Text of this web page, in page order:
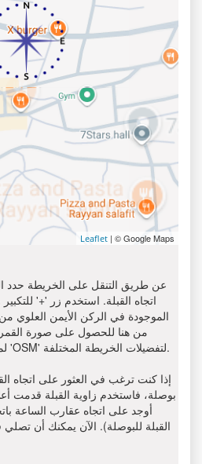
Leaflet | © Google Maps
عن طريق التنقل على الخريطة حدد
اتجاه القبلة. استخدم زر '+'
الموجودة في الركن الأيمن العلوي
لموقعك. يمكنك استخدام خيار 'OSM' لتفضيلات الخريطة المختلفة.
إذا كنت ترغب في العثور على اتجاه
بوصلة، فاستخدم زاوية القبلة قدمت
القبلة للبوصلة). الآن يمكنك أن تصلي